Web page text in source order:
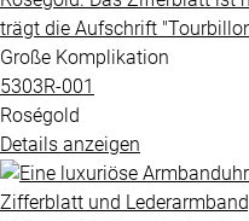
Große Komplikation
5303R​-001
Roségold
Details anzeigen